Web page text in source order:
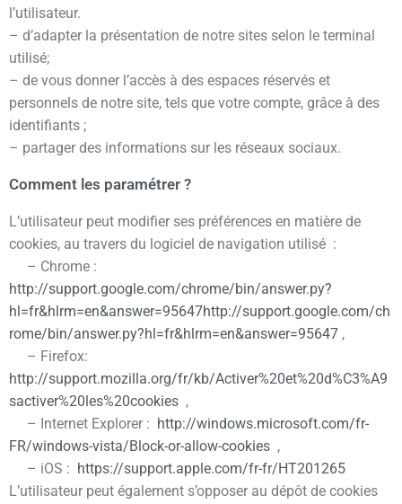
l’utilisateur.
– d’adapter la présentation de notre sites selon le terminal
utilisé;
– de vous donner l’accès à des espaces réservés et
personnels de notre site, tels que votre compte, grâce à des
identifiants ;
– partager des informations sur les réseaux sociaux.
Comment les paramétrer ?
L’utilisateur peut modifier ses préférences en matière de
cookies, au travers du logiciel de navigation utilisé :
– Chrome :
http://support.google.com/chrome/bin/answer.py?
hl=fr&hlrm=en&answer=95647http://support.google.com/ch
rome/bin/answer.py?hl=fr&hlrm=en&answer=95647 ,
– Firefox:
http://support.mozilla.org/fr/kb/Activer%20et%20d%C3%A9
sactiver%20les%20cookies ,
– Internet Explorer : http://windows.microsoft.com/fr-
FR/windows-vista/Block-or-allow-cookies ,
– iOS : https://support.apple.com/fr-fr/HT201265
L’utilisateur peut également s’opposer au dépôt de cookies